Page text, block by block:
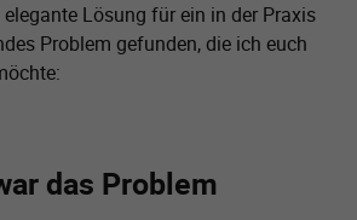
Lösung für ein in der Praxis
Problem gefunden, die ich euch
das Problem